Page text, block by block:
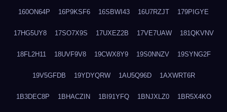
160ON64P 16P9KSF6 16SBWI43 16U7RZJT 179PIGYE
17HG5UY8 17SO7X9S 17UXEZ2B 17VE7UAW 181QKVNV
18FL2H11 18UVF9V8 19CWX8Y9 19S0NNZV 19SYNG2F
19V5GFDB 19YDYQRW 1AU5Q96D 1AXWRT6R
1B3DEC8P 1BHACZIN 1BI91YFQ 1BNJXLZ0 1BR5X4KO